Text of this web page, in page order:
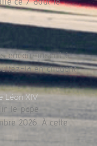
encore inscrit à
la en cliquant
Léon XIV
le pape
2026. À cette